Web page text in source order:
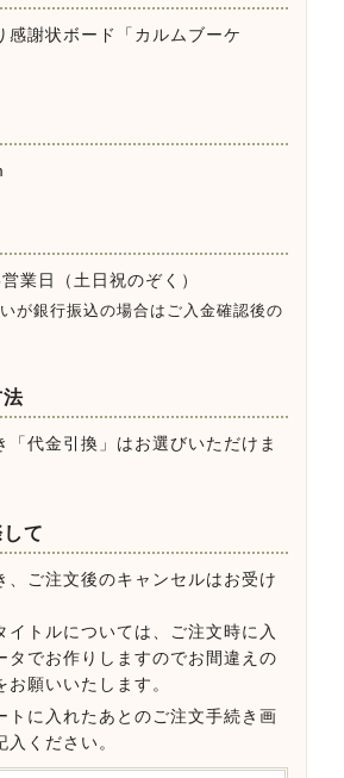
感謝状ボード「カルムブーケ
業日（土日祝のぞく）
が銀行振込の場合はご入金確認後の
法
「代金引換」はお選びいただけま
て
、ご注文後のキャンセルはお受け
イトルについては、ご注文時に入
タでお作りしますのでお間違えの
願いいたします。
トに入れたあとのご注文手続き画
ください。